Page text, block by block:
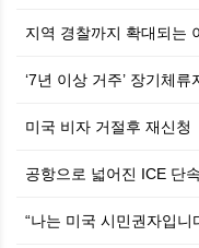
지역 경찰까지 확대되는
‘7년 이상 거주’ 장기체
미국 비자 거절후 재신청
공항으로 넓어진 ICE 단
“나는 미국 시민권자입니